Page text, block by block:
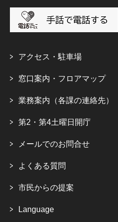
アクセス・駐車場
窓口案内・フロアマップ
業務案内（各課の連絡先）
第2・第4土曜日開庁
メールでのお問合せ
よくある質問
市民からの提案
Language